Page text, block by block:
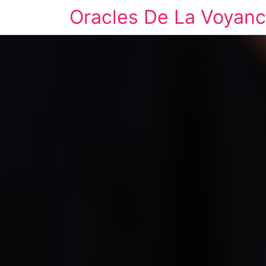
Oracles De La